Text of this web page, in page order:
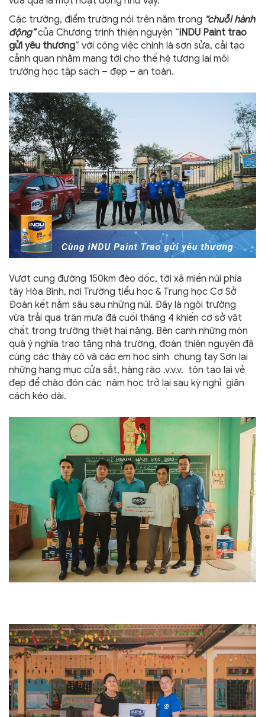
Các trường, điểm trường nói trên nằm trong “chuỗi hành
động” của Chương trình thiện nguyện “iNDU Paint trao
gửi yêu thương” với công việc chính là sơn sửa, cải tạo
cảnh quan nhằm mang tới cho thế hệ tương lai môi
trường học tập sạch – đẹp – an toàn.
Vượt cung đường 150km đèo dốc, tới xã miền núi phía
tây Hòa Bình, nơi Trường tiểu học & Trung học Cơ Sở
Đoàn kết nằm sâu sau những núi. Đây là ngôi trường
vừa trải qua trận mưa đá cuối tháng 4 khiến cơ sở vật
chất trong trường thiệt hại nặng. Bên cạnh những món
quà ý nghĩa trao tặng nhà trường, đoàn thiện nguyện đã
cùng các thày cô và các em học sinh chung tay Sơn lại
những hạng mục cửa sắt, hàng rào .v.v.v. tôn tạo lại vẻ
đẹp để chào đón các năm học trở lại sau kỳ nghỉ giãn
cách kéo dài.